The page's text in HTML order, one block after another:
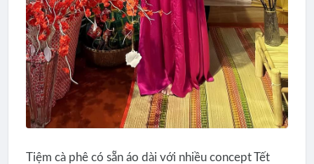
Tiệm cà phê có sẵn áo dài với nhiều concept Tết